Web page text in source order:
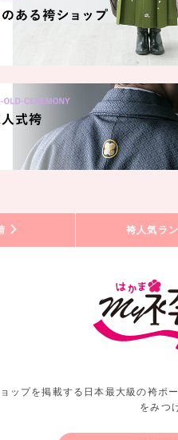
袴人気ラ
ップを掲載する日本最大級の袴ポ
をみつ